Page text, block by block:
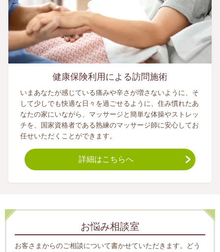
健康保険利用による訪問施術
いまあなたが感じている痛みや辛さが増さないように、そ
して少しでも快適な日々を過ごせるように、住み慣れたあ
なたの家にいながら、マッサージと簡単な体操やストレッ
チを、国家資格者である熟練のマッサージ師に安心してお
任せいただくことができます。
詳細はこちらへ
お悩み相談室
お客さまからのご相談について書かせていただきます。どう